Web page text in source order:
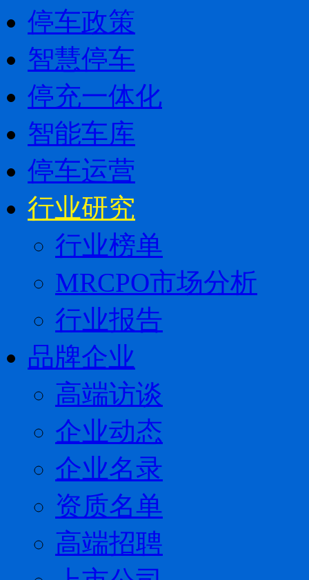
停车政策
智慧停车
停充一体化
智能车库
停车运营
行业研究
行业榜单
MRCPO市场分析
行业报告
品牌企业
高端访谈
企业动态
企业名录
资质名单
高端招聘